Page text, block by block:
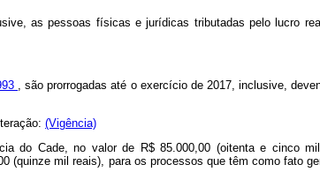
as pessoas físicas e jurídicas tributadas pelo lucro
, são prorrogadas até o exercício de 2017, inclusive,
(Vigência)
do Cade, no valor de R$ 85.000,00 (oitenta e cinco
mil reais), para os processos que têm como fato